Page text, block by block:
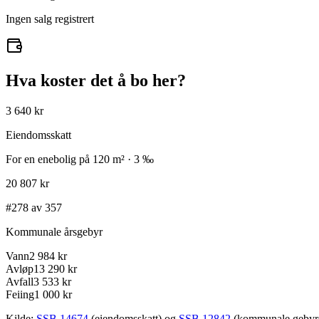
Ingen salg registrert
Hva koster det å bo her?
3 640 kr
Eiendomsskatt
For en enebolig på 120 m² · 3 ‰
20 807 kr
#278 av 357
Kommunale årsgebyr
Vann2 984 kr
Avløp13 290 kr
Avfall3 533 kr
Feiing1 000 kr